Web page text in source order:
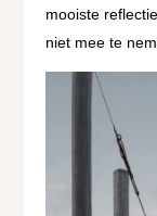
mooiste
niet mee te